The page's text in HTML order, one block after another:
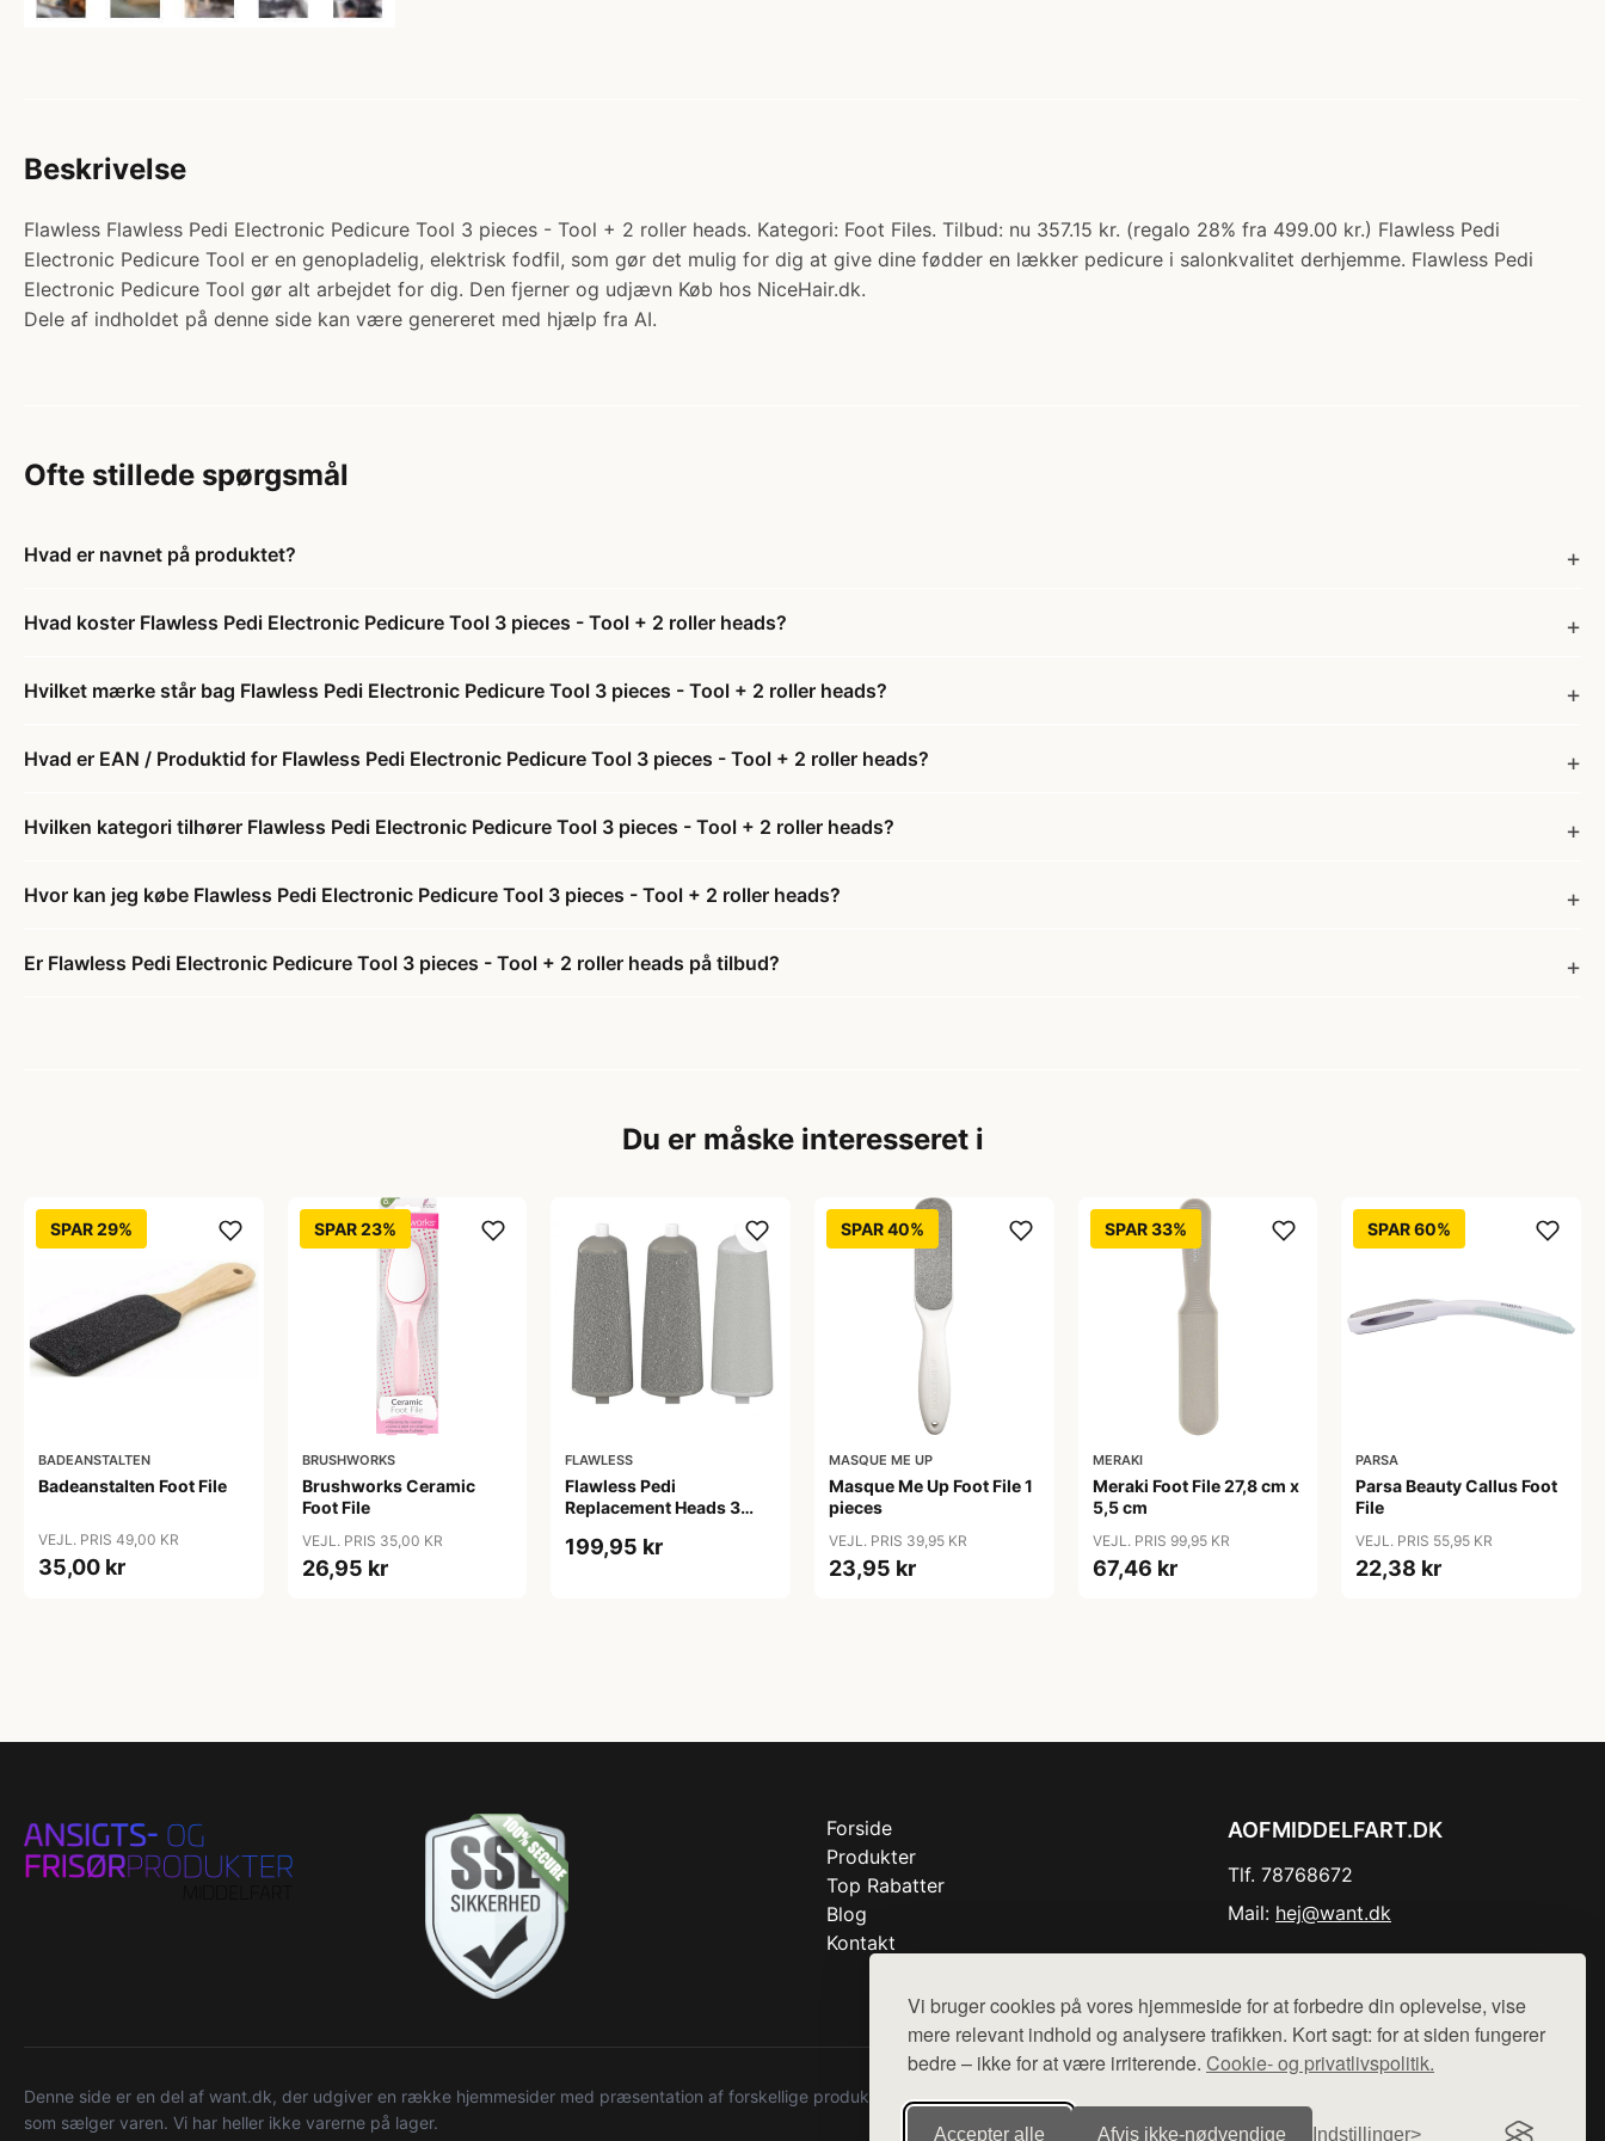
Vi bruger cookies på vores hjemmeside for at forbedre din oplevelse, vise
mere relevant indhold og analysere trafikken. Kort sagt: for at siden fungerer
bedre – ikke for at være irriterende. Cookie- og privatlivspolitik.
Accepter alle Afvis ikke‑nødvendige Indstillinger
Beskrivelse
Flawless Flawless Pedi Electronic Pedicure Tool 3 pieces - Tool + 2 roller heads. Kategori: Foot Files. Tilbud: nu 357.15 kr. (regalo 28% fra 499.00 kr.) Flawless Pedi
Electronic Pedicure Tool er en genopladelig, elektrisk fodfil, som gør det mulig for dig at give dine fødder en lækker pedicure i salonkvalitet derhjemme. Flawless Pedi
Electronic Pedicure Tool gør alt arbejdet for dig. Den fjerner og udjævn Køb hos NiceHair.dk.
Dele af indholdet på denne side kan være genereret med hjælp fra AI.
Ofte stillede spørgsmål
Hvad er navnet på produktet?
Hvad koster Flawless Pedi Electronic Pedicure Tool 3 pieces - Tool + 2 roller heads?
Hvilket mærke står bag Flawless Pedi Electronic Pedicure Tool 3 pieces - Tool + 2 roller heads?
Hvad er EAN / Produktid for Flawless Pedi Electronic Pedicure Tool 3 pieces - Tool + 2 roller heads?
Hvilken kategori tilhører Flawless Pedi Electronic Pedicure Tool 3 pieces - Tool + 2 roller heads?
Hvor kan jeg købe Flawless Pedi Electronic Pedicure Tool 3 pieces - Tool + 2 roller heads?
Er Flawless Pedi Electronic Pedicure Tool 3 pieces - Tool + 2 roller heads på tilbud?
Du er måske interesseret i
SPAR 29%
BADEANSTALTEN
Badeanstalten Foot File
VEJL. PRIS 49,00 KR
35,00 kr
SPAR 23%
BRUSHWORKS
Brushworks Ceramic
Foot File
VEJL. PRIS 35,00 KR
26,95 kr
FLAWLESS
Flawless Pedi
Replacement Heads 3
199,95 kr
SPAR 40%
MASQUE ME UP
Masque Me Up Foot File 1
pieces
VEJL. PRIS 39,95 KR
23,95 kr
SPAR 33%
MERAKI
Meraki Foot File 27,8 cm x
5,5 cm
VEJL. PRIS 99,95 KR
67,46 kr
SPAR 60%
PARSA
Parsa Beauty Callus Foot
File
VEJL. PRIS 55,95 KR
22,38 kr
Forside
Produkter
Top Rabatter
Blog
Kontakt
AOFMIDDELFART.DK
Tlf. 78768672
Mail: hej@want.dk
Denne side er en del af want.dk, der udgiver en række hjemmesider med præsentation af forskellige produkter fra diverse webshops. Der sælges ikke varer fra denne side - vi henviser til de shops,
som sælger varen. Vi har heller ikke varerne på lager.